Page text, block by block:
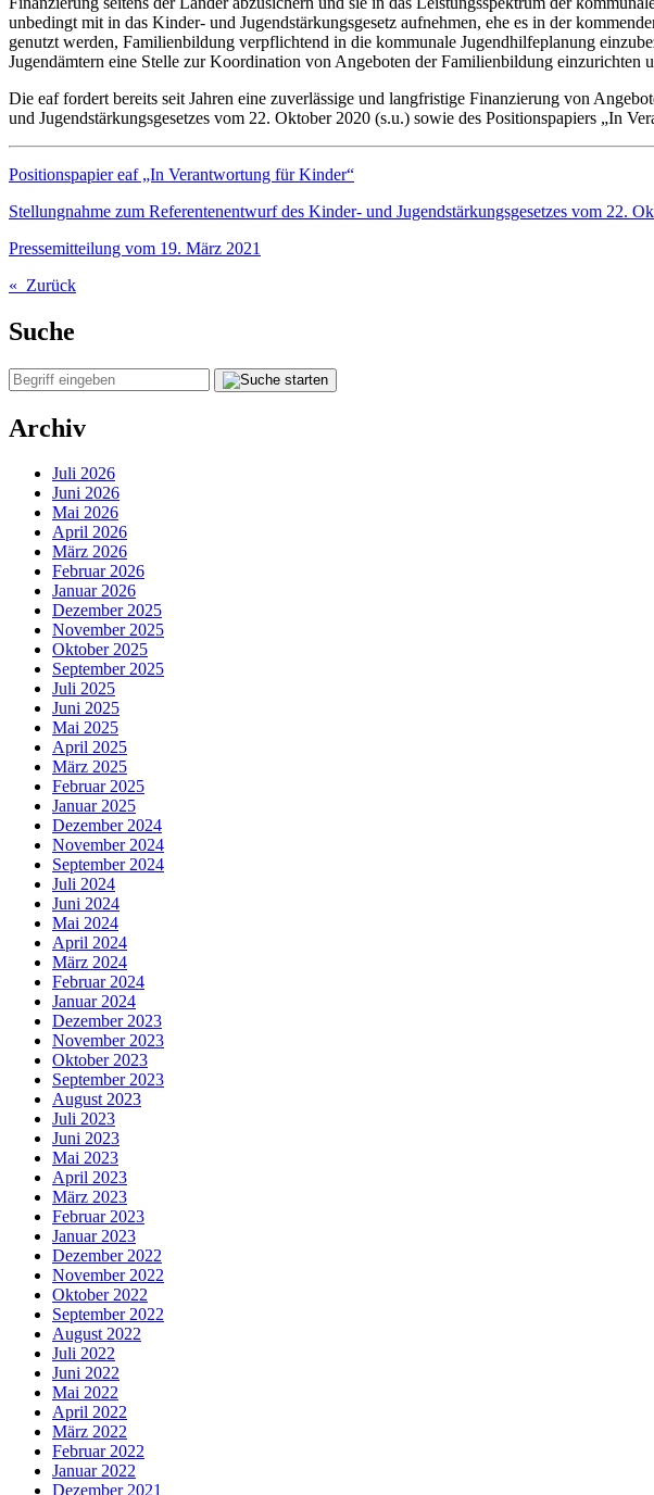
unbedingt mit in das Kinder- und Jugendstärkungsgesetz aufnehmen, ehe es in der
genutzt werden, Familienbildung verpflichtend in die kommunale Jugendhilfeplanung
Jugendämtern eine Stelle zur Koordination von Angeboten der Familienbildung einzurichten
Die eaf fordert bereits seit Jahren eine zuverlässige und langfristige Finanzierung von
und Jugendstärkungsgesetzes vom 22. Oktober 2020 (s.u.) sowie des Positionspapiers „In
Positionspapier eaf „In Verantwortung für Kinder“
Stellungnahme zum Referentenentwurf des Kinder- und Jugendstärkungsgesetzes vom 22.
Pressemitteilung vom 19. März 2021
« Zurück
Suche
Archiv
Juli 2026
Juni 2026
Mai 2026
April 2026
März 2026
Februar 2026
Januar 2026
Dezember 2025
November 2025
Oktober 2025
September 2025
Juli 2025
Juni 2025
Mai 2025
April 2025
März 2025
Februar 2025
Januar 2025
Dezember 2024
November 2024
September 2024
Juli 2024
Juni 2024
Mai 2024
April 2024
März 2024
Februar 2024
Januar 2024
Dezember 2023
November 2023
Oktober 2023
September 2023
August 2023
Juli 2023
Juni 2023
Mai 2023
April 2023
März 2023
Februar 2023
Januar 2023
Dezember 2022
November 2022
Oktober 2022
September 2022
August 2022
Juli 2022
Juni 2022
Mai 2022
April 2022
März 2022
Februar 2022
Januar 2022
Dezember 2021